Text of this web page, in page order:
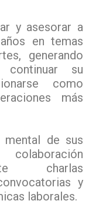
y asesorar a
en temas
generando
su
como
más
mental de sus
charlas
y
laborales.